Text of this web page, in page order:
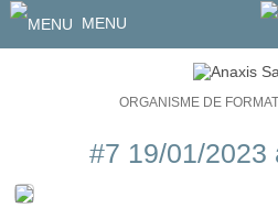
MENU
ORGANISME DE
#7 19/01/2023